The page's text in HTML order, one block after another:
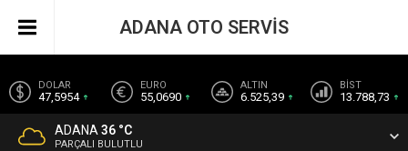
DOLAR
47,5954
EURO
55,0690
ALTIN
6.525,39
BİST
13.788,73
ADANA 36 °C
PARÇALI BULUTLU
ADANA OTO SERVİS